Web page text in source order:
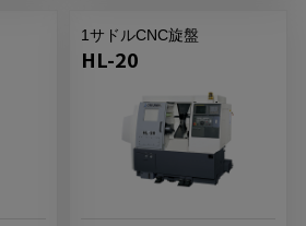
1サドルCNC旋盤
HL-20